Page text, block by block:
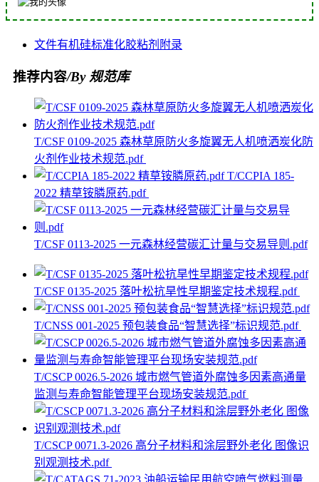
文件有机硅标准化胶粘剂 附录
推荐内容/By 规范库
T/CSF 0109-2025 森林草原防火多旋翼无人机喷洒炭化防
火剂作业技术规范.pdf
T/CCPIA 185-
2022 精草铵膦原药.pdf
T/CSF 0113-2025 一元森林经营碳汇计量与交易导则.pdf
T/CSF 0135-2025 落叶松抗旱性早期鉴定技术规程.pdf
T/CNSS 001-2025 预包装食品“智慧选择”标识规范.pdf
T/CSCP 0026.5-2026 城市燃气管道外腐蚀多因素高通量
监测与寿命智能管理平台现场安装规范.pdf
T/CSCP 0071.3-2026 高分子材料和涂层野外老化 图像识
别观测技术.pdf